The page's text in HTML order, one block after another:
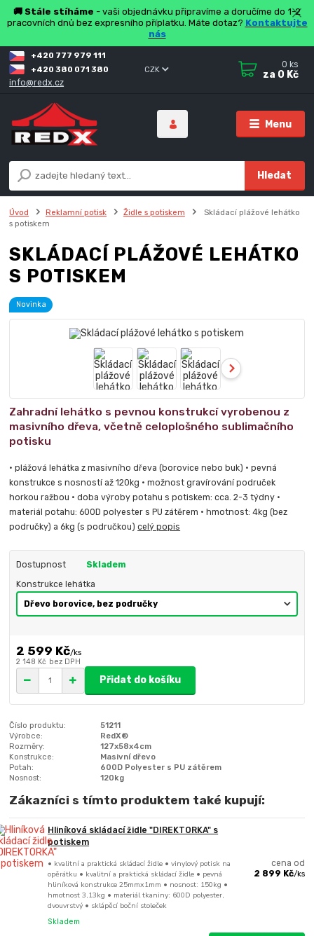
🚚 Stále stíháme - vaši objednávku připravíme a doručíme do 1-2
pracovních dnů bez expresního příplatku. Máte dotaz? Kontaktujte
nás
Menu
CZK
Hledat
+420 777 979 111
+420 380 071 380
info@redx.cz
0 ks
za 0 Kč
Úvod Reklamní potisk Židle s potiskem
Skládací plážové lehátko
s potiskem
SKLÁDACÍ PLÁŽOVÉ LEHÁTKO
S POTISKEM
Novinka
Zahradní lehátko s pevnou konstrukcí vyrobenou z
masivního dřeva, včetně celoplošného sublimačního
potisku
• plážová lehátka z masivního dřeva (borovice nebo buk) • pevná
konstrukce s nosností až 120kg • možnost gravírování područek
horkou ražbou • doba výroby potahu s potiskem: cca. 2-3 týdny •
materiál potahu: 600D polyester s PU zátěrem • hmotnost: 4kg (bez
područky) a 6kg (s područkou)celý popis
Dostupnost Skladem
Konstrukce lehátka
2 599 Kč/ks
2 148 Kč bez DPH
Přidat do košíku
Číslo produktu:
51211
Výrobce:
RedX®
Rozměry:
127x58x4cm
Konstrukce:
Masivní dřevo
Potah:
600D Polyester s PU zátěrem
Nosnost:
120kg
Zákazníci s tímto produktem také kupují:
Hliníková skládací židle "DIREKTORKA" s
potiskem
• kvalitní a praktická skládací židle • vinylový potisk na
opěrátku • kvalitní a praktická skládací židle • pevná
hliníková konstrukce 25mmx1mm • nosnost: 150kg •
hmotnost 3,13kg • materiál tkaniny: 600D polyester,
dvouvrstvý • sklápěcí boční stoleček
cena od
2 899 Kč/ks
Skladem